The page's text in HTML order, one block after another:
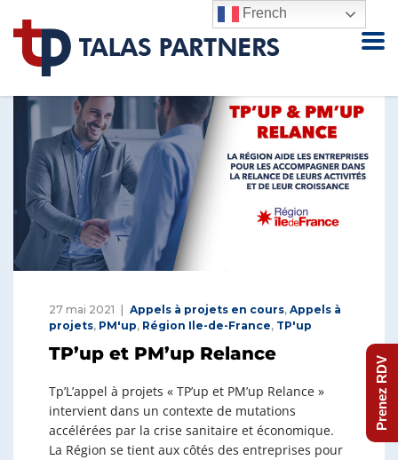
27 mai 2021 Appels à projets en cours, Appels à
projets, PM'up, Région Ile-de-France, TP'up
TP’up et PM’up Relance
Tp’L’appel à projets « TP’up et PM’up Relance »
intervient dans un contexte de mutations
accélérées par la crise sanitaire et économique.
La Région se tient aux côtés des entreprises pour
French
Prenez RDV